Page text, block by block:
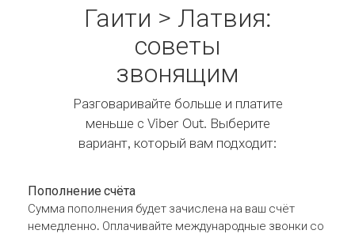
Гаити > Латвия:
советы
звонящим
Разговаривайте больше и платите
меньше с Viber Out. Выберите
вариант, который вам подходит:
Пополнение счёта
Сумма пополнения будет зачислена на ваш счёт
немедленно. Оплачивайте международные звонки со